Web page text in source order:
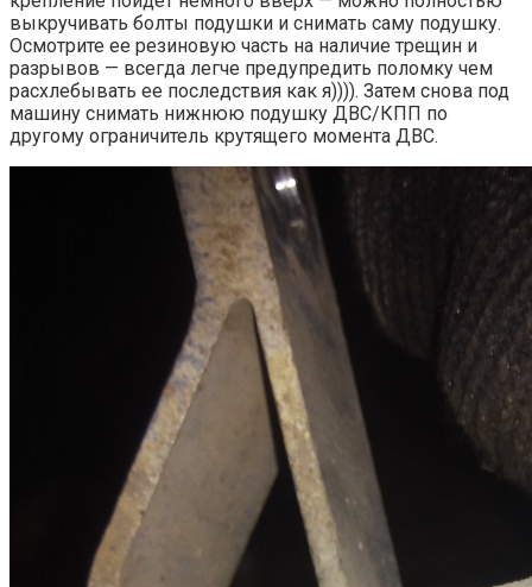
выкручивать болты подушки и снимать саму подушку.
Осмотрите ее резиновую часть на наличие трещин и
разрывов — всегда легче предупредить поломку чем
расхлебывать ее последствия как я)))). Затем снова под
машину снимать нижнюю подушку ДВС/КПП по
другому ограничитель крутящего момента ДВС.